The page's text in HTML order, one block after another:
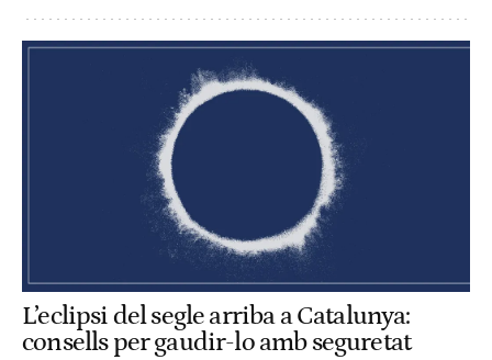
L’eclipsi del segle arriba a Catalunya:
consells per gaudir-lo amb seguretat